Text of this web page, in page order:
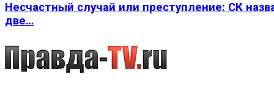
Несчастный случай или преступление: СК
две…